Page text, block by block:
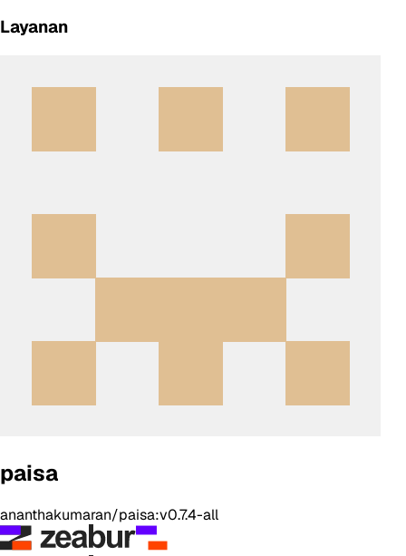
Layanan
paisa
ananthakumaran/paisa:v0.7.4-all